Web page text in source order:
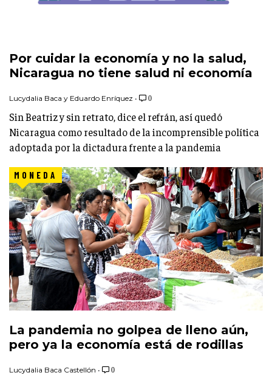
Por cuidar la economía y no la salud,
Nicaragua no tiene salud ni economía
Lucydalia Baca y Eduardo Enríquez • 0
Sin Beatriz y sin retrato, dice el refrán, así quedó
Nicaragua como resultado de la incomprensible política
adoptada por la dictadura frente a la pandemia
MONEDA
La pandemia no golpea de lleno aún,
pero ya la economía está de rodillas
Lucydalia Baca Castellón • 0